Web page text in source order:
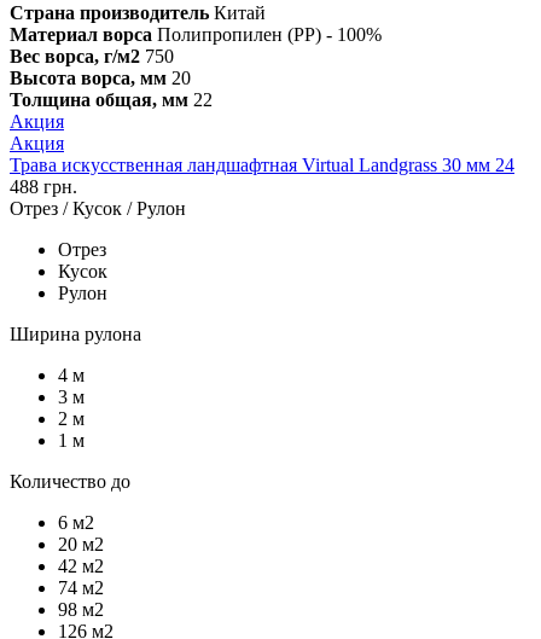
Страна производитель Китай
Материал ворса Полипропилен (PP) - 100%
Вес ворса, г/м2 750
Высота ворса, мм 20
Толщина общая, мм 22
Акция
Акция
Трава искусственная ландшафтная Virtual Landgrass 30 мм 24
488 грн.
Отрез / Кусок / Рулон
Отрез
Кусок
Рулон
Ширина рулона
4 м
3 м
2 м
1 м
Количество до
6 м2
20 м2
42 м2
74 м2
98 м2
126 м2